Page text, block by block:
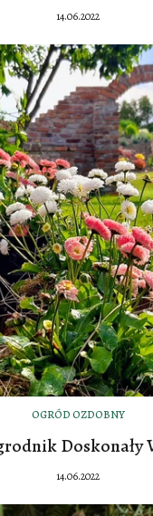
14.06.2022
OGRÓD OZDOBNY
Doskonały
14.06.2022